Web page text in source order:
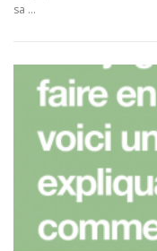
sa …